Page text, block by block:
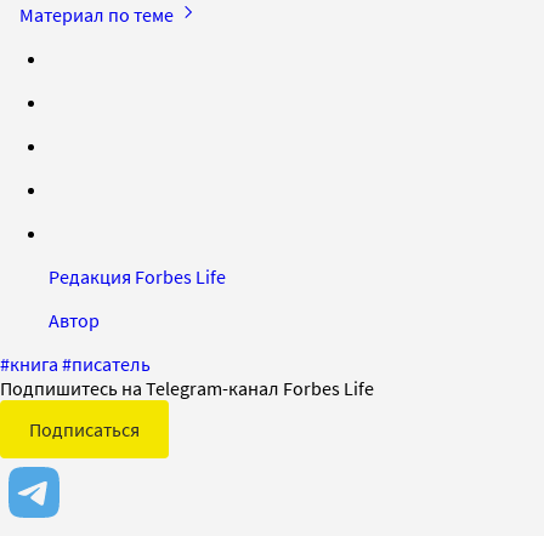
Материал по теме
Редакция Forbes Life
Автор
#книга #писатель
Подпишитесь на Telegram-канал Forbes Life
Подписаться